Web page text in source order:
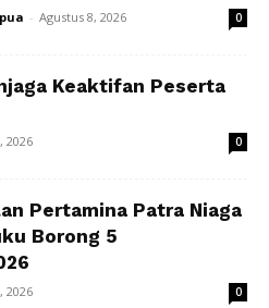
- Agustus 8, 2026 0
Keaktifan Peserta
2026 0
Pertamina Patra Niaga
Borong 5
2026 0